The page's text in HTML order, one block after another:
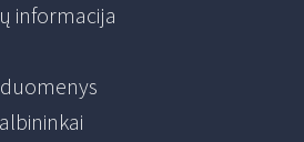
informacija